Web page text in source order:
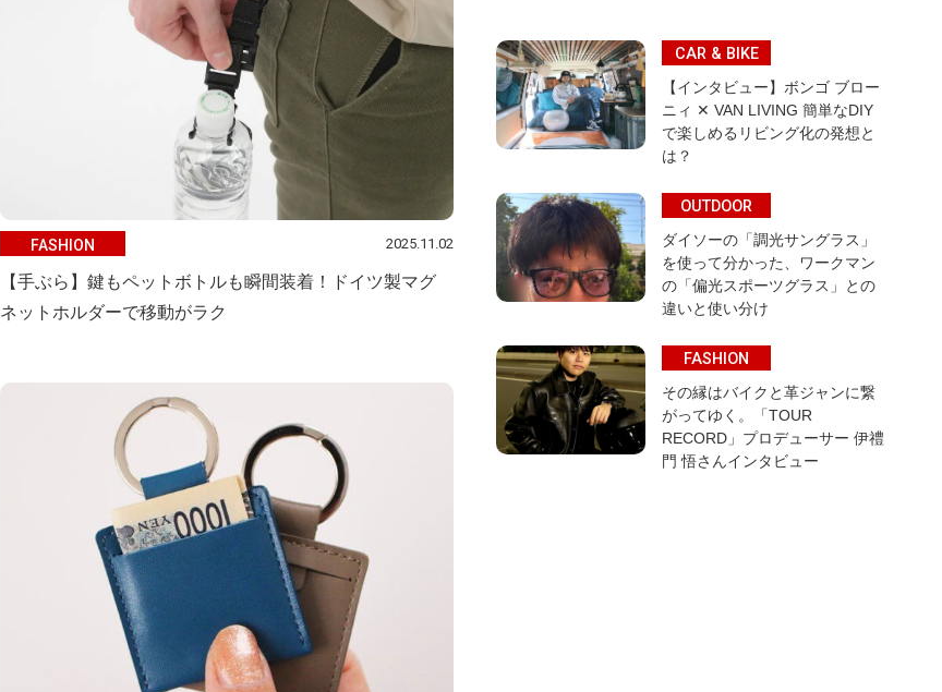
FASHION 2025.11.02
【手ぶら】鍵もペットボトルも瞬間装着！ドイツ製マグ
ネットホルダーで移動がラク
CAR & BIKE
【インタビュー】ボンゴ ブロー
ニィ ✕ VAN LIVING 簡単なDIY
で楽しめるリビング化の発想と
は？
OUTDOOR
ダイソーの「調光サングラス」
を使って分かった、ワークマン
の「偏光スポーツグラス」との
違いと使い分け
FASHION
その縁はバイクと革ジャンに繋
がってゆく。「TOUR
RECORD」プロデューサー 伊禮
門 悟さんインタビュー